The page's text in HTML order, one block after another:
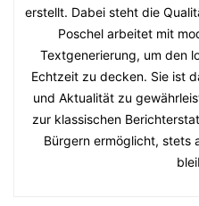
erstellt. Dabei steht die
Poschel arbeitet mit
Textgenerierung, um den
Echtzeit zu decken. Sie ist
und Aktualität zu
zur klassischen
Bürgern ermöglicht, stets